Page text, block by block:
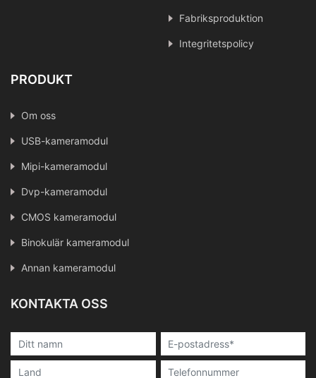
Fabriksproduktion
Integritetspolicy
PRODUKT
Om oss
USB-kameramodul
Mipi-kameramodul
Dvp-kameramodul
CMOS kameramodul
Binokulär kameramodul
Annan kameramodul
KONTAKTA OSS